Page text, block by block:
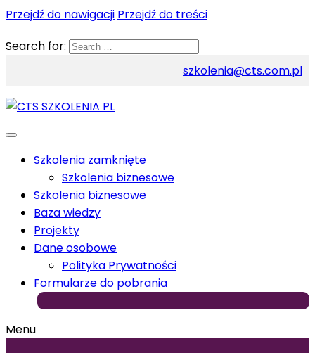
Przejdź do nawigacji Przejdź do treści
Search for:
szkolenia@cts.com.pl
Szkolenia zamknięte
Szkolenia biznesowe
Szkolenia biznesowe
Baza wiedzy
Projekty
Dane osobowe
Polityka Prywatności
Formularze do pobrania
Menu